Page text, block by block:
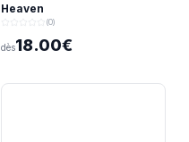
Heaven
(0)
dès18.00€